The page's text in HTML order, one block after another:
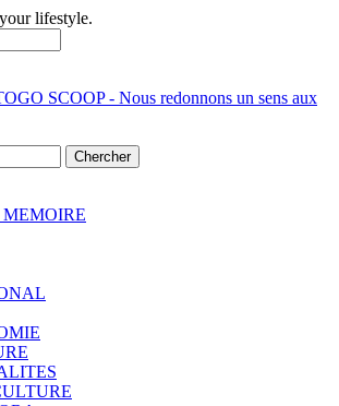
lifestyle.
SCOOP - Nous redonnons un sens aux